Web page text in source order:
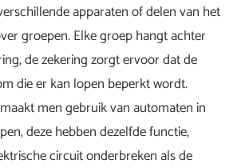
apparaten of delen van het
groepen. Elke groep hangt achter
de zekering zorgt ervoor dat de
die er kan lopen beperkt wordt.
men gebruik van automaten in
deze hebben dezelfde functie,
circuit onderbreken als de